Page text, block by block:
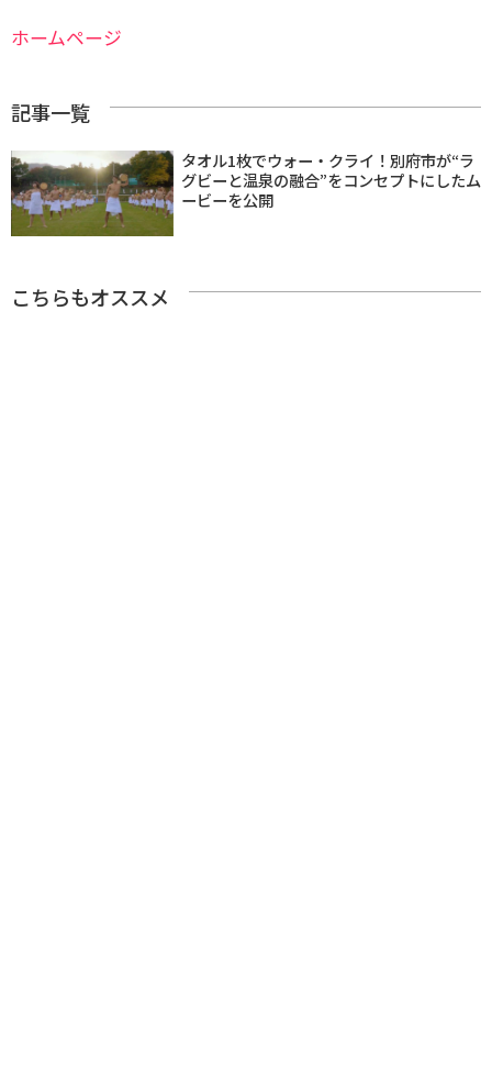
ホームページ
記事一覧
タオル1枚でウォー・クライ！別府市が“ラ
グビーと温泉の融合”をコンセプトにしたム
ービーを公開
こちらもオススメ